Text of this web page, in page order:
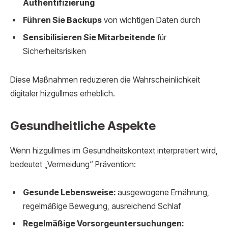
Authentifizierung
Führen Sie Backups von wichtigen Daten durch
Sensibilisieren Sie Mitarbeitende für
Sicherheitsrisiken
Diese Maßnahmen reduzieren die Wahrscheinlichkeit
digitaler hizgullmes erheblich.
Gesundheitliche Aspekte
Wenn hizgullmes im Gesundheitskontext interpretiert wird,
bedeutet „Vermeidung“ Prävention:
Gesunde Lebensweise: ausgewogene Ernährung,
regelmäßige Bewegung, ausreichend Schlaf
Regelmäßige Vorsorgeuntersuchungen: